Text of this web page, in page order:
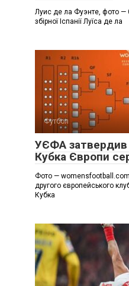
Луис де ла Фуэнте, фото —
збірної Іспанії Луїса де ла
Футбол
УЄФА
Кубка Європи
Фото —
другого європейського
Кубка